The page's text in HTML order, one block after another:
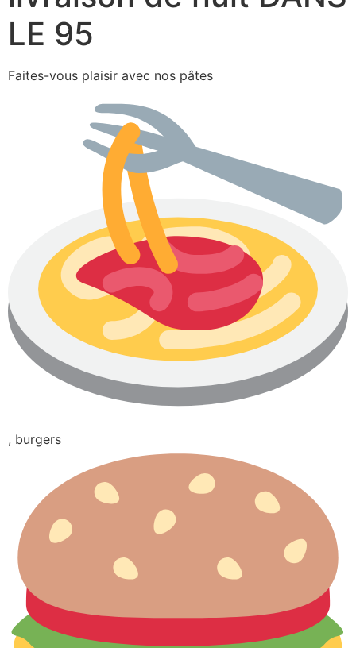
LE 95
Faites-vous plaisir avec nos pâtes
, burgers